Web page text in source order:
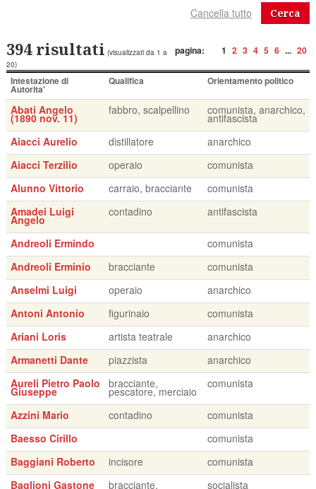
Cerca
pagina: 1 2 3 4 5 6 ... 20
394 risultati (visualizzati da 1 a
20)
Intestazione di
Autorita'
Qualifica Orientamento politico
Abati Angelo
(1890 nov. 11)
fabbro, scalpellino comunista, anarchico,
antifascista
Aiacci Aurelio
distillatore
anarchico
Aiacci Terzilio
operaio
comunista
Alunno Vittorio
carraio, bracciante
comunista
Amadei Luigi
Angelo
contadino antifascista
Andreoli Ermindo
comunista
Andreoli Erminio
bracciante
comunista
Anselmi Luigi
operaio
anarchico
Antoni Antonio
figurinaio
comunista
Ariani Loris
artista teatrale
anarchico
Armanetti Dante
piazzista
anarchico
Aureli Pietro Paolo
Giuseppe
bracciante,
pescatore, merciaio
comunista
Azzini Mario contadino
comunista
Baesso Cirillo
comunista
Baggiani Roberto
incisore
comunista
Baglioni Gastone
bracciante, socialista